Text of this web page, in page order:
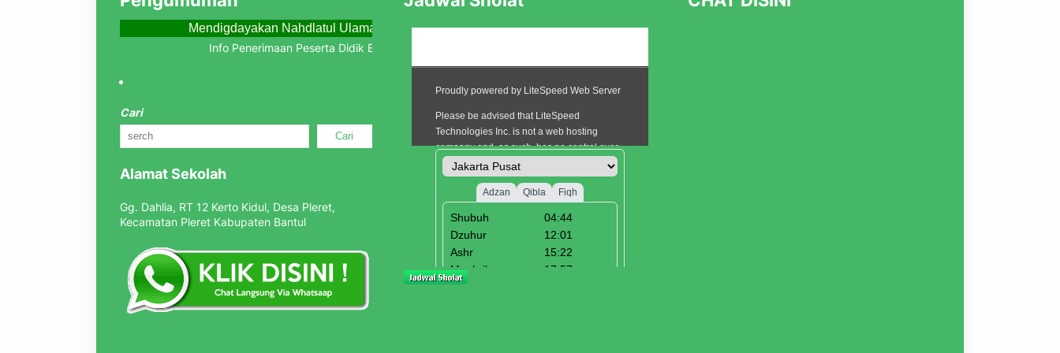
Mendigdayakan Nahdlatul Ulama Menjemput Abad Kedua Menuju Kebangkitan Baru
Info Penerimaan Peserta Didik Baru Tahun Pelajaran 2025/2026
Cari
Cari
Alamat Sekolah
Gg. Dahlia, RT 12 Kerto Kidul, Desa Pleret,
Kecamatan Pleret Kabupaten Bantul